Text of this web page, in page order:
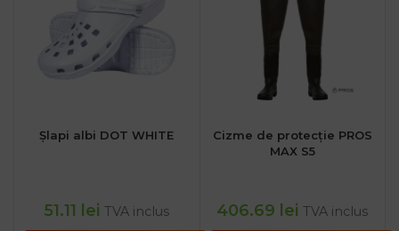
Șlapi albi DOT WHITE
51.11 lei TVA inclus
Cizme de protecție PROS
MAX S5
406.69 lei TVA inclus